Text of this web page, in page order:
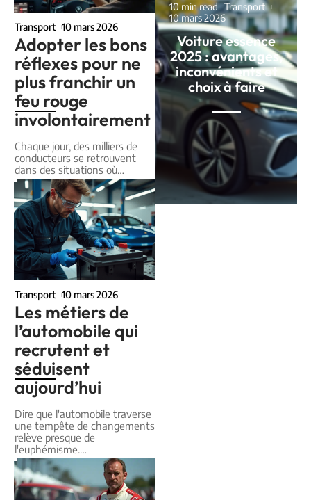
Transport 10 mars 2026
Adopter les bons
réflexes pour ne
plus franchir un
feu rouge
involontairement
Chaque jour, des milliers de
conducteurs se retrouvent
dans des situations où…
Transport 10 mars 2026
Les métiers de
l’automobile qui
recrutent et
séduisent
aujourd’hui
Dire que l'automobile traverse
une tempête de changements
relève presque de
l'euphémisme.…
10 min read Transport
10 mars 2026
Voiture essence
2025 : avantages,
inconvénients et
choix à faire